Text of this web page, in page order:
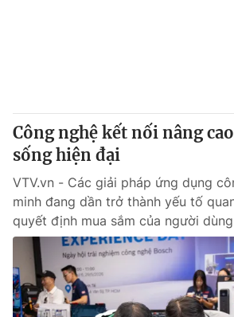
Công nghệ kết nối nâng
sống hiện đại
VTV.vn - Các giải pháp ứng dụng
minh đang dần trở thành yếu tố
quyết định mua sắm của người